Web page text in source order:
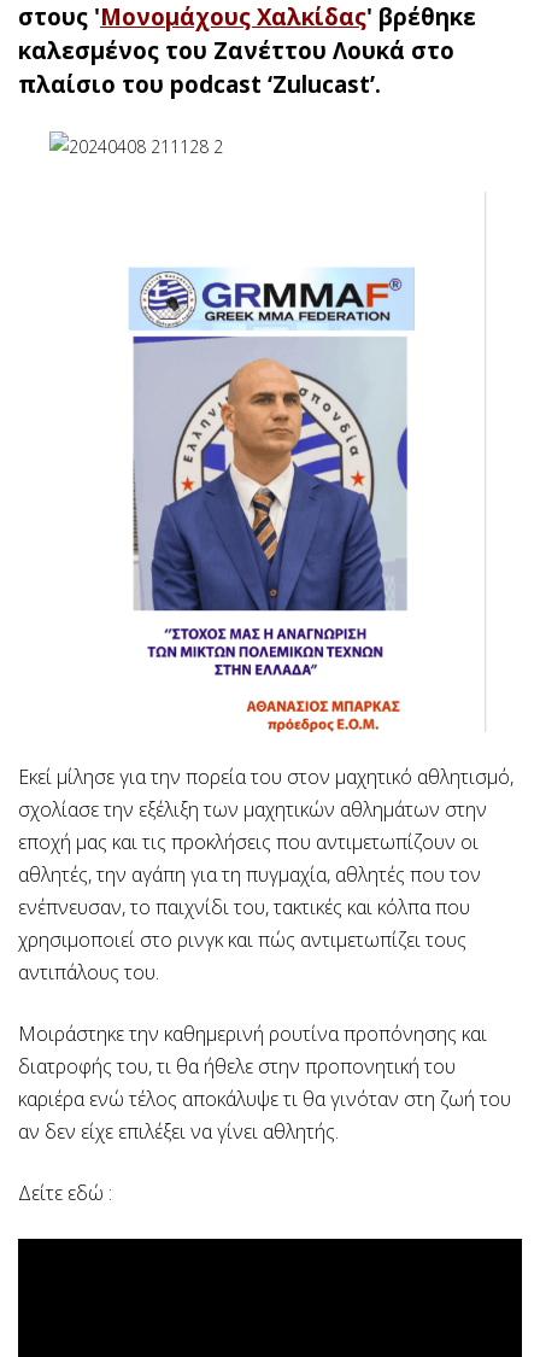
στους 'Μονομάχους Χαλκίδας' βρέθηκε
καλεσμένος του Ζανέττου Λουκά στο
πλαίσιο του podcast ‘Zulucast’.
Εκεί μίλησε για την πορεία του στον μαχητικό αθλητισμό,
σχολίασε την εξέλιξη των μαχητικών αθλημάτων στην
εποχή μας και τις προκλήσεις που αντιμετωπίζουν οι
αθλητές, την αγάπη για τη πυγμαχία, αθλητές που τον
ενέπνευσαν, το παιχνίδι του, τακτικές και κόλπα που
χρησιμοποιεί στο ρινγκ και πώς αντιμετωπίζει τους
αντιπάλους του.
Μοιράστηκε την καθημερινή ρουτίνα προπόνησης και
διατροφής του, τι θα ήθελε στην προπονητική του
καριέρα ενώ τέλος αποκάλυψε τι θα γινόταν στη ζωή του
αν δεν είχε επιλέξει να γίνει αθλητής.
Δείτε εδώ :